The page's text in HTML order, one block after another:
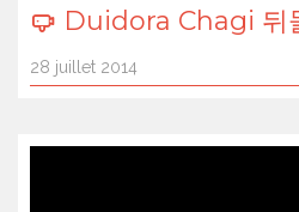
Duidora Chagi 뒤
28 juillet 2014